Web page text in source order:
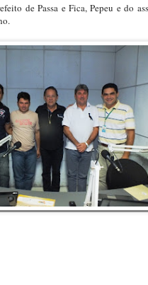
de Passa e Fica, Pepeu e do